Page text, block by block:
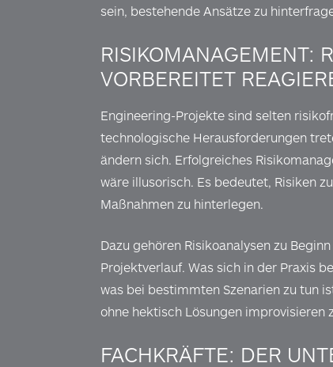
sein, bestehende Ansätze zu
RISIKOMANAGEMENT:
VORBEREITET
Engineering-Projekte sind selten
technologische Herausforderungen
ändern sich. Erfolgreiches
wäre illusorisch. Es bedeutet, Risiken
Maßnahmen zu hinterlegen.
Dazu gehören Risikoanalysen zu
Projektverlauf. Was sich in der Praxis
was bei bestimmten Szenarien zu tun
ohne hektisch Lösungen improvisieren
FACHKRÄFTE: DER